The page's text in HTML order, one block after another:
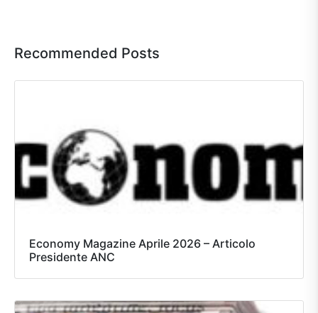
Recommended Posts
Economy Magazine Aprile 2026 – Articolo
Presidente ANC